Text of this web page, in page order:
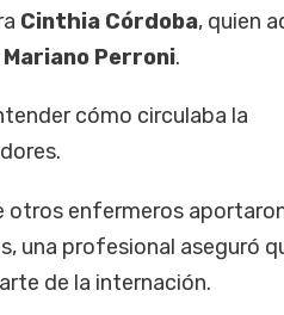
Cinthia Córdoba, quien
Mariano Perroni.
cómo circulaba la
otros enfermeros
una profesional aseguró
de la internación.